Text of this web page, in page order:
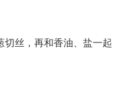
切丝，再和香油、盐一起